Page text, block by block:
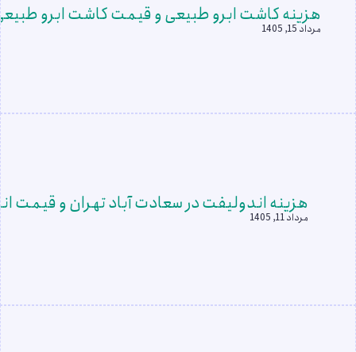
هزینه کاشت ابرو طبیعی و قیمت کاشت ابرو طبیعی
مرداد 15, 1405
هزینه اندولیفت در سعادت آباد تهران و قیمت
مرداد 11, 1405